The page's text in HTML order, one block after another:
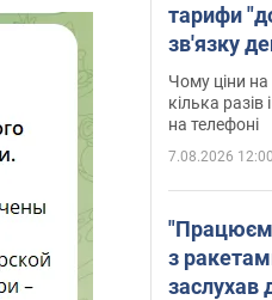
тарифи
зв'язку
Чому ціни
кілька разів
на телефоні
7.08.2026 12:00
з
заслухав